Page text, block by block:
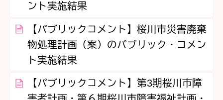
ント実施結果
【パブリックコメント】桜川市災害廃棄
物処理計画（案）のパブリック・コメン
ト実施結果
【パブリックコメント】第3期桜川市障